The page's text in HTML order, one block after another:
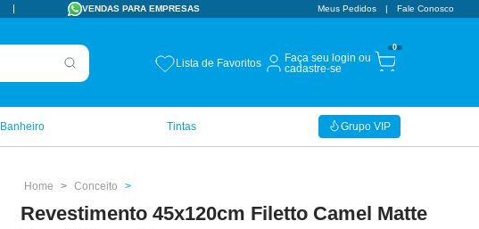
VENDAS PARA EMPRESAS Meus Pedidos Fale Conosco
Lista de Favoritos
Faça seu login ou
cadastre-se
0
Grupo VIP
Banheiro Tintas
Conceito
Revestimento 45x120cm Filetto Camel Matte